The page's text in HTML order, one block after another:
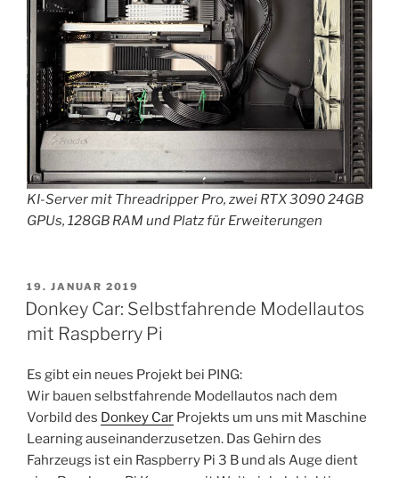
KI-Server mit Threadripper Pro, zwei RTX 3090 24GB
GPUs, 128GB RAM und Platz für Erweiterungen
VERÖFFENTLICHT
AM
19. JANUAR 2019
Donkey Car: Selbstfahrende Modellautos
mit Raspberry Pi
Es gibt ein neues Projekt bei PING:
Wir bauen selbstfahrende Modellautos nach dem
Vorbild des Donkey Car Projekts um uns mit Maschine
Learning auseinanderzusetzen. Das Gehirn des
Fahrzeugs ist ein Raspberry Pi 3 B und als Auge dient